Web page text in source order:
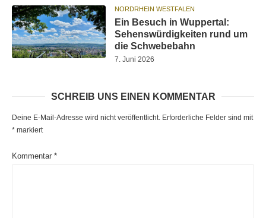
NORDRHEIN WESTFALEN
Ein Besuch in Wuppertal:
Sehenswürdigkeiten rund um
die Schwebebahn
7. Juni 2026
SCHREIB UNS EINEN KOMMENTAR
Deine E-Mail-Adresse wird nicht veröffentlicht. Erforderliche Felder sind mit
* markiert
Kommentar *